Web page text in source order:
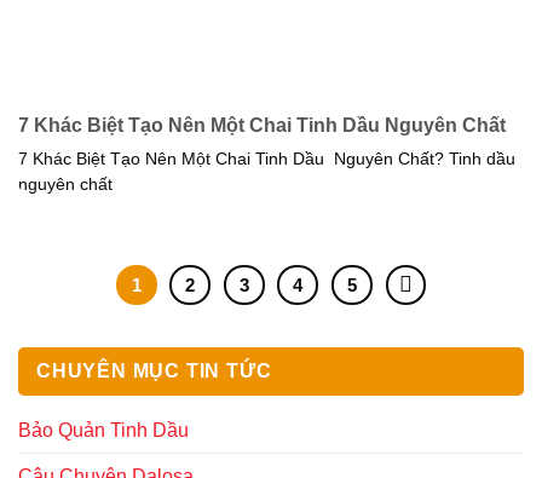
7 Khác Biệt Tạo Nên Một Chai Tinh Dầu Nguyên Chất
7 Khác Biệt Tạo Nên Một Chai Tinh Dầu Nguyên Chất? Tinh dầu
nguyên chất
1 2 3 4 5
CHUYÊN MỤC TIN TỨC
Bảo Quản Tinh Dầu